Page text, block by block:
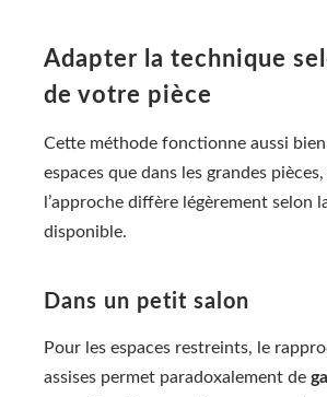
Adapter la technique
de votre pièce
Cette méthode fonctionne aussi
espaces que dans les grandes
l’approche diffère légèrement selon
disponible.
Dans un petit salon
Pour les espaces restreints, le
assises permet paradoxalement de